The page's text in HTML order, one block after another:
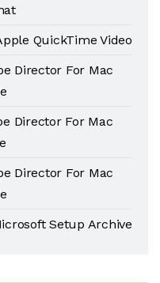
QuickTime Video
Director For Mac
Director For Mac
Director For Mac
Setup Archive